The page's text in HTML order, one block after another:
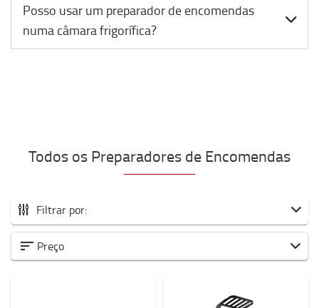
Posso usar um preparador de encomendas
numa câmara frigorífica?
Todos os Preparadores de Encomendas
Filtrar por:
Todos os preparadores de encomendas
Preço